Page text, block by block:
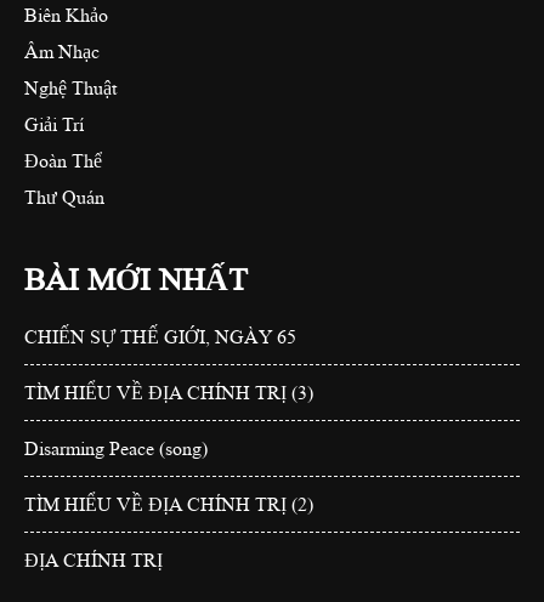
Biên Khảo
Âm Nhạc
Nghệ Thuật
Giải Trí
Đoàn Thể
Thư Quán
BÀI MỚI NHẤT
CHIẾN SỰ THẾ GIỚI, NGÀY 65
TÌM HIỂU VỀ ĐỊA CHÍNH TRỊ (3)
Disarming Peace (song)
TÌM HIỂU VỀ ĐỊA CHÍNH TRỊ (2)
ĐỊA CHÍNH TRỊ